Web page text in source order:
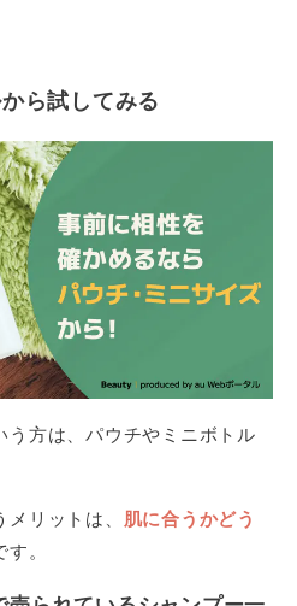
ら試してみる
う方は、パウチやミニボトル
リットは、 肌に合うかどう
す。